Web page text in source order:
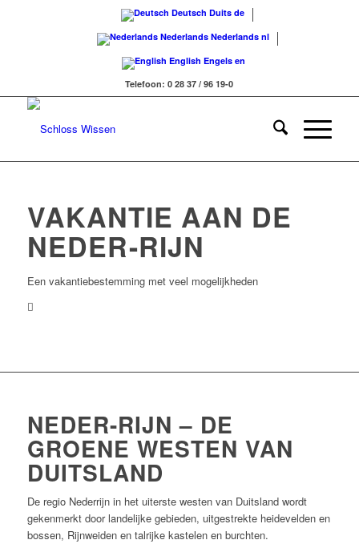
Deutsch Duits de
Nederlands Nederlands nl
English Engels en
Telefoon: 0 28 37 / 96 19-0
VAKANTIE AAN DE
NEDER-RIJN
Een vakantiebestemming met veel mogelijkheden
NEDER-RIJN – DE
GROENE WESTEN VAN
DUITSLAND
De regio Nederrijn in het uiterste westen van Duitsland wordt
gekenmerkt door landelijke gebieden, uitgestrekte heidevelden en
bossen, Rijnweiden en talrijke kastelen en burchten.